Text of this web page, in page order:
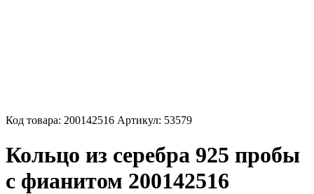
Код товара: 200142516 Артикул: 53579
Кольцо из серебра 925 пробы
с фианитом 200142516